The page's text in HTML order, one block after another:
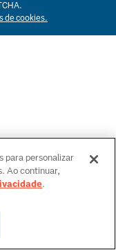
de cookies.
para personalizar
Ao continuar,
.